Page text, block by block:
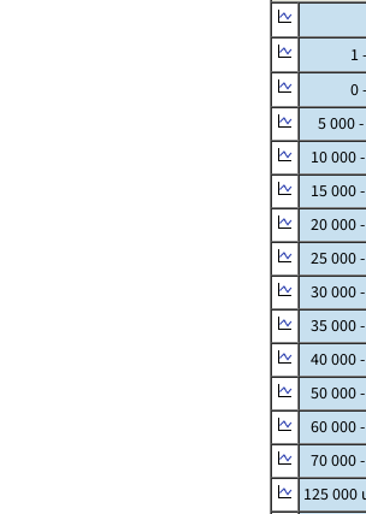
1 -
0 -
5 000
10 000
15 000
20 000
25 000
30 000
35 000
40 000
50 000
60 000
70 000
125